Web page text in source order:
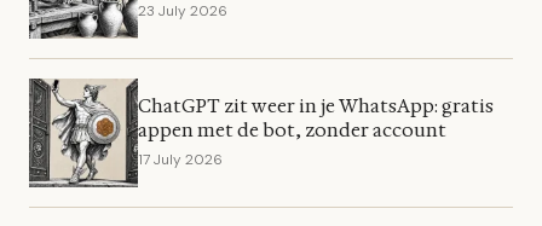
23 July 2026
ChatGPT zit weer in je WhatsApp: gratis
appen met de bot, zonder account
17 July 2026